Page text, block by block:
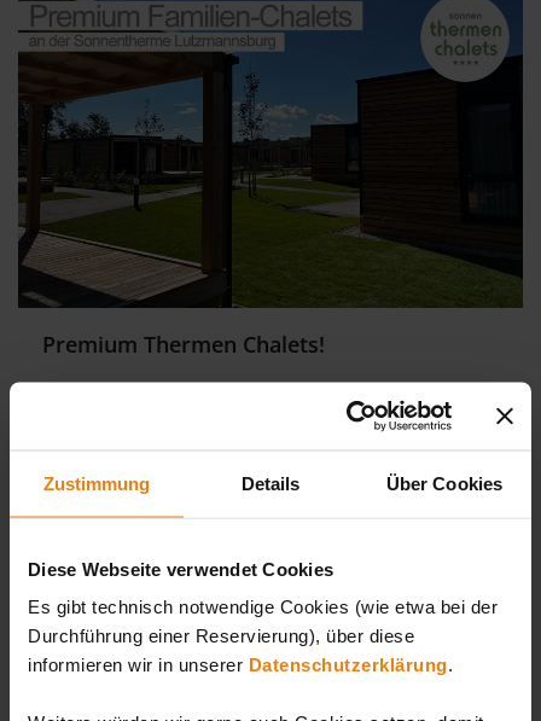
Zustimmung Details Über Cookies
Diese Webseite verwendet Cookies
Es gibt technisch notwendige Cookies (wie etwa bei der
Durchführung einer Reservierung), über diese
informieren wir in unserer Datenschutzerklärung.
Premium Thermen Chalets!
Die Premium Thermen Chalets mit direktem kurzen
bieten ganzjährig ein gemütliches Zuhause für Ihren
perfekten Familienurlaub.